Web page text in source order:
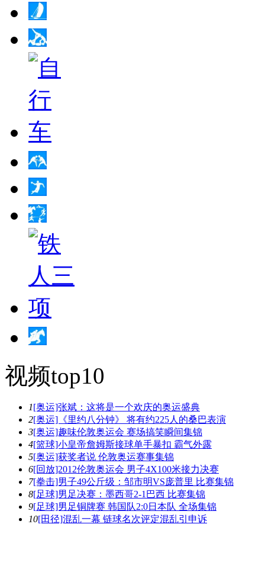
视频top10
1[奥运]张斌：这将是一个欢庆的奥运盛典
2[奥运]《里约八分钟》 将有约225人的桑巴表演
3[奥运]趣味伦敦奥运会 赛场搞笑瞬间集锦
4[篮球]小皇帝詹姆斯接球单手暴扣 霸气外露
5[奥运]获奖者说 伦敦奥运赛事集锦
6[回放]2012伦敦奥运会 男子4X100米接力决赛
7[拳击]男子49公斤级：邹市明VS庞普里 比赛集锦
8[足球]男足决赛：墨西哥2-1巴西 比赛集锦
9[足球]男足铜牌赛 韩国队2:0日本队 全场集锦
10[田径]混乱一幕 链球名次评定混乱引申诉